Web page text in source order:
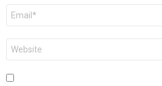
E-
mail
*
Site